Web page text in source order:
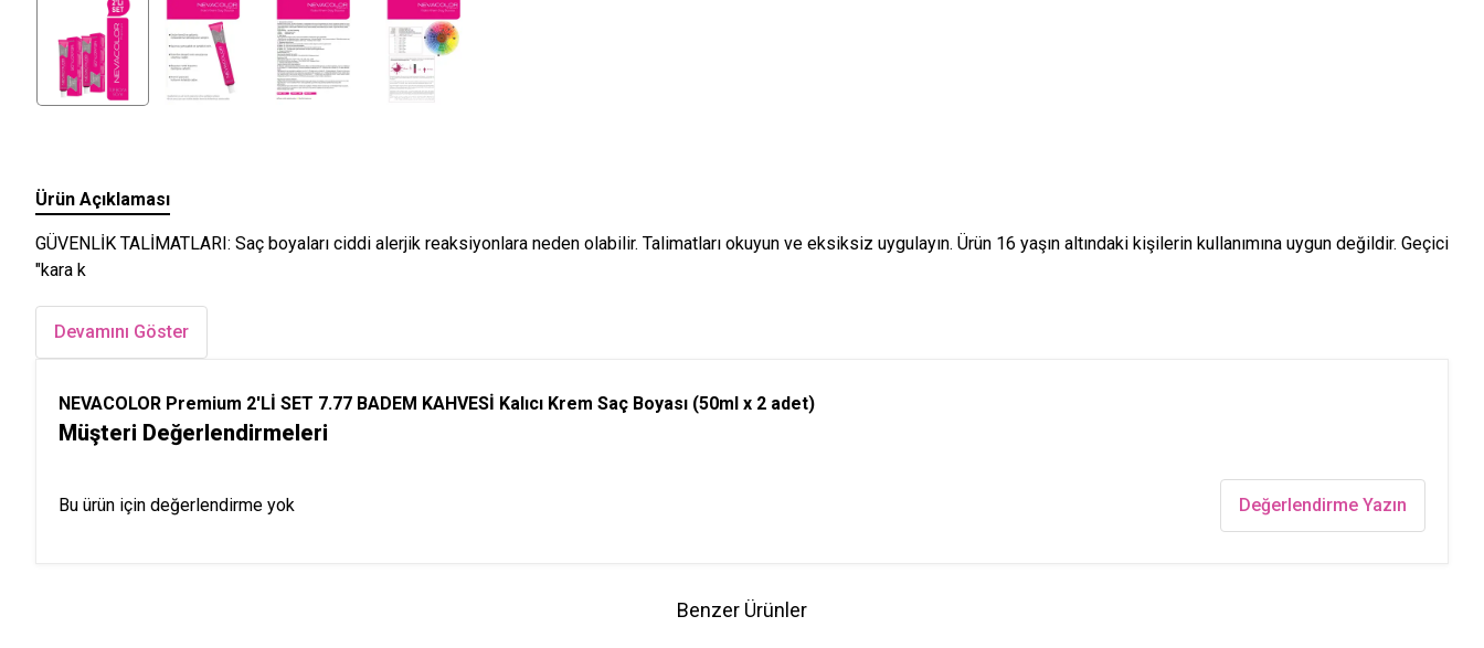
Ürün Açıklaması
GÜVENLİK TALİMATLARI: Saç boyaları ciddi alerjik reaksiyonlara neden olabilir. Talimatları okuyun ve eksiksiz uygulayın. Ürün 16 yaşın altındaki kişilerin kullanımına uygun değildir. Geçici
"kara k
Devamını Göster
NEVACOLOR Premium 2'Lİ SET 7.77 BADEM KAHVESİ Kalıcı Krem Saç Boyası (50ml x 2 adet)
Müşteri Değerlendirmeleri
Bu ürün için değerlendirme yok Değerlendirme Yazın
Benzer Ürünler